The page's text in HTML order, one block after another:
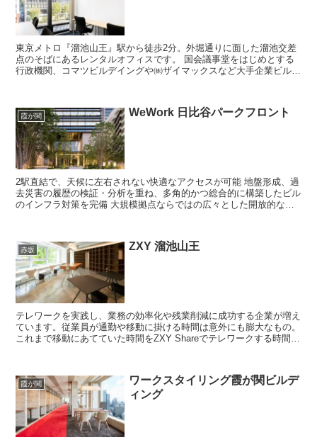
東京メトロ『溜池山王』駅から徒歩2分。外堀通りに面した溜池交差
点のそばにあるレンタルオフィスです。 国会議事堂をはじめとする
行政機関、コマツビルデイングや㈱ザイマックスなど大手企業ビルの
霞が関 WeWork 日比谷パークフロント
2駅直結で、天候に左右されない快適なアクセスが可能 地盤形成、過
去災害の履歴の検証・分析を重ね、多角的かつ総合的に構築したビル
のインフラ対策を完備 大規模拠点ならではの広々とした開放的な共
赤坂 ZXY 溜池山王
テレワークを実践し、業務の効率化や残業削減に成功する企業が増え
ています。従業員が通勤や移動に掛ける時間は意外にも膨大なもの。
これまで移動にあてていた時間をZXY Shareでテレワークする時間に
霞が関
ワークスタイリング霞が関ビルデ
ィング